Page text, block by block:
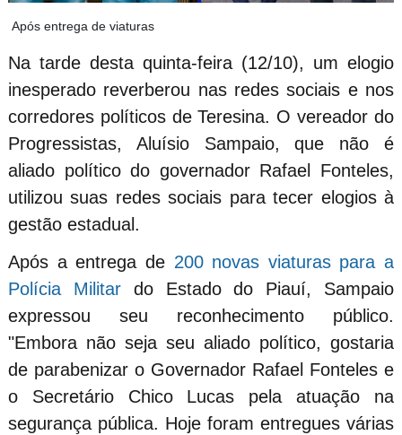
Após entrega de viaturas
Na tarde desta quinta-feira (12/10), um elogio
inesperado reverberou nas redes sociais e nos
corredores políticos de Teresina. O vereador do
Progressistas, Aluísio Sampaio, que não é
aliado político do governador Rafael Fonteles,
utilizou suas redes sociais para tecer elogios à
gestão estadual.
Após a entrega de 200 novas viaturas para a
Polícia Militardo Estado do Piauí, Sampaio
expressou seu reconhecimento público.
"Embora não seja seu aliado político, gostaria
de parabenizar o Governador Rafael Fonteles e
o Secretário Chico Lucas pela atuação na
segurança pública. Hoje foram entregues várias